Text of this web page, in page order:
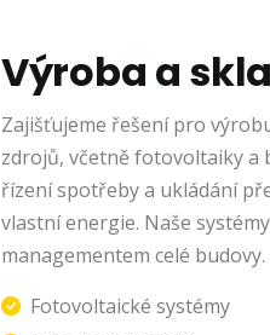
Výroba a
Zajišťujeme řešení pro
zdrojů, včetně fotovoltaiky a
řízení spotřeby a ukládání
vlastní energie. Naše
managementem celé budovy.
Fotovoltaické systémy